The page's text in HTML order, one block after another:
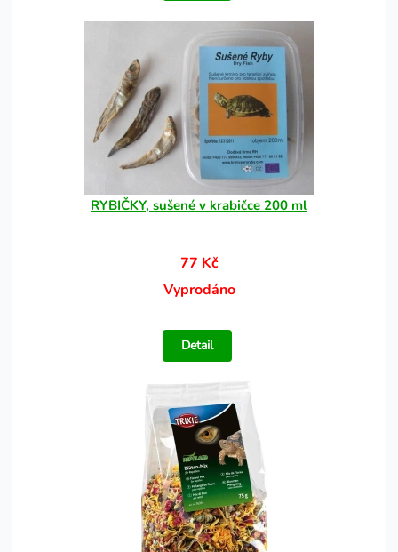
RYBIČKY, sušené v krabičce 200 ml
77 Kč
Vyprodáno
Detail